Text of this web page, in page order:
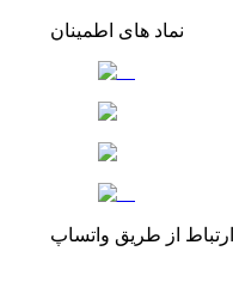
نماد های اطمینان
ارتباط از طریق واتساپ